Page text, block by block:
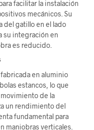
facilitar la instalación
mecánicos. Su
del gatillo en el lado
su integración en
es reducido.
en aluminio
estancos, lo que
de la
un rendimiento del
fundamental para
maniobras verticales.